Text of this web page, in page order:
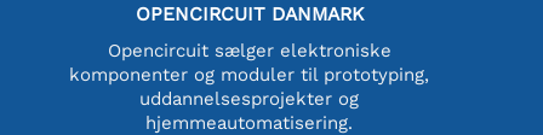
OPENCIRCUIT DANMARK
Opencircuit sælger elektroniske
komponenter og moduler til prototyping,
uddannelsesprojekter og
hjemmeautomatisering.